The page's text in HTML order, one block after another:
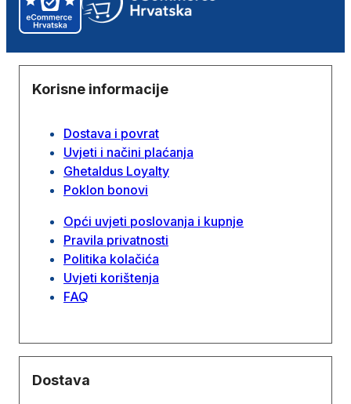
Korisne informacije
Dostava i povrat
Uvjeti i načini plaćanja
Ghetaldus Loyalty
Poklon bonovi
Opći uvjeti poslovanja i kupnje
Pravila privatnosti
Politika kolačića
Uvjeti korištenja
FAQ
Dostava